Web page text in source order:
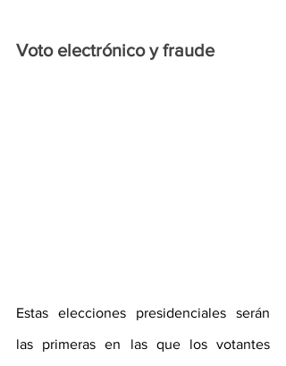
Voto electrónico y fraude
Estas elecciones presidenciales serán
las primeras en las que los votantes